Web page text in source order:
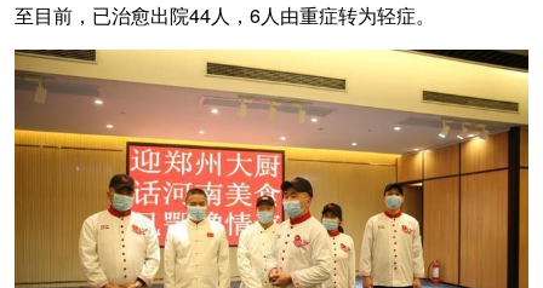
至目前，已治愈出院44人，6人由重症转为轻症。